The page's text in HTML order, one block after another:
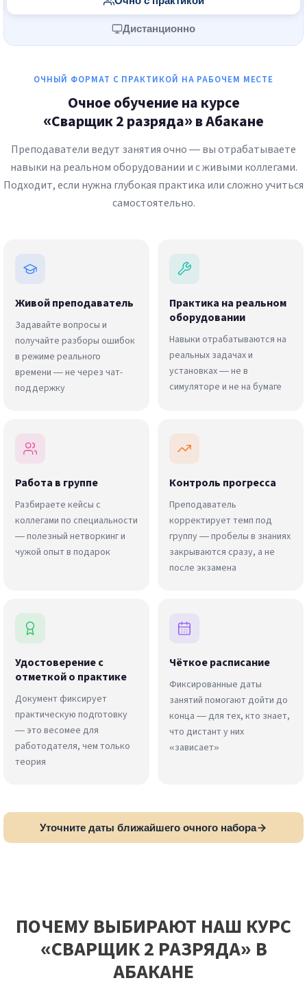
Дистанционно
ОЧНЫЙ ФОРМАТ С ПРАКТИКОЙ НА РАБОЧЕМ МЕСТЕ
Очное обучение на курсе
«Сварщик 2 разряда» в Абакане
Преподаватели ведут занятия очно — вы отрабатываете
навыки на реальном оборудовании и с живыми коллегами.
Подходит, если нужна глубокая практика или сложно учиться
самостоятельно.
Живой преподаватель
Задавайте вопросы и
получайте разборы ошибок
в режиме реального
времени — не через чат-
поддержку
Практика на реальном
оборудовании
Навыки отрабатываются на
реальных задачах и
установках — не в
симуляторе и не на бумаге
Работа в группе
Разбираете кейсы с
коллегами по специальности
— полезный нетворкинг и
чужой опыт в подарок
Контроль прогресса
Преподаватель
корректирует темп под
группу — пробелы в знаниях
закрываются сразу, а не
после экзамена
Удостоверение с
отметкой о практике
Документ фиксирует
практическую подготовку
— это весомее для
работодателя, чем только
теория
Чёткое расписание
Фиксированные даты
занятий помогают дойти до
конца — для тех, кто знает,
что дистант у них
«зависает»
Уточните даты ближайшего очного набора
ПОЧЕМУ ВЫБИРАЮТ НАШ КУРС
«СВАРЩИК 2 РАЗРЯДА» В
АБАКАНЕ